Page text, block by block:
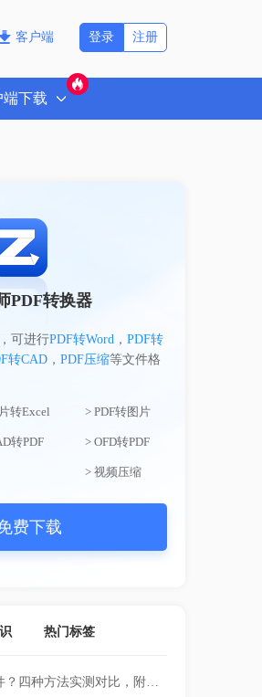
客户端 注册
登录
端下载
PDF转换器
可进行PDF转Word， PDF转
转CAD， PDF压缩等文件格
转Excel > PDF转图片
转PDF > OFD转PDF
> 视频压缩
费下载
热门标签
图片如何转换pdf文件？四种方法实测对比，附各场景最优选！